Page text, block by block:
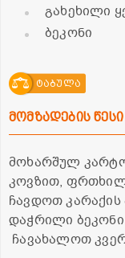
გახეხილი
ბეკონი
ტაბულა
მომზადების წესი
მოხარშულ
კოვზით,
ჩავდოთ კარაქის
დაჭრილი
ჩავახალოთ